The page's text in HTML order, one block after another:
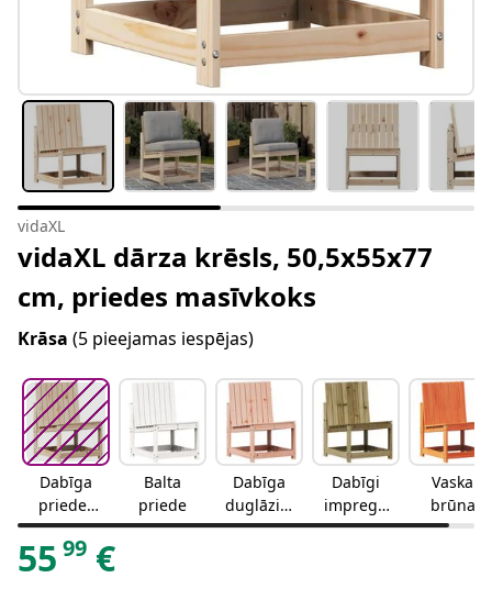
vidaXL
vidaXL dārza krēsls, 50,5x55x77
cm, priedes masīvkoks
Krāsa (5 pieejamas iespējas)
Dabīga
priedes
krāsa
Balta
priede
Dabīga
duglāzija
s krāsa
Dabīgi
impregn
ēts
Vaska
brūna
55 99 €